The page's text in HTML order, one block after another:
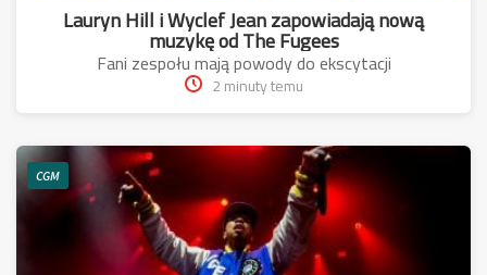
Lauryn Hill i Wyclef Jean zapowiadają nową
muzykę od The Fugees
Fani zespołu mają powody do ekscytacji
2 minuty temu
CGM